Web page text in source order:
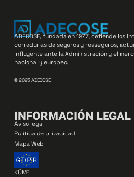
ADECOSE, fundada en 1977, defiende los
corredurías de seguros y reaseguros,
influyente ante la Administración y el
nacional y europeo.
© 2025 ADECOSE
INFORMACIÓN LEGAL
Aviso legal
Política de privacidad
Mapa Web
KÜME